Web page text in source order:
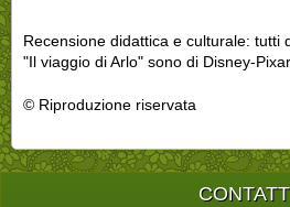
Recensione didattica e culturale: tutti
"Il viaggio di Arlo" sono di Disney-Pixar
© Riproduzione riservata